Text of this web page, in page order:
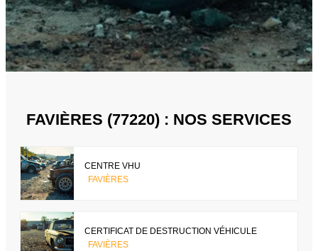
FAVIÈRES (77220) : NOS SERVICES
CENTRE VHU
FAVIÈRES
CERTIFICAT DE DESTRUCTION VÉHICULE
FAVIÈRES